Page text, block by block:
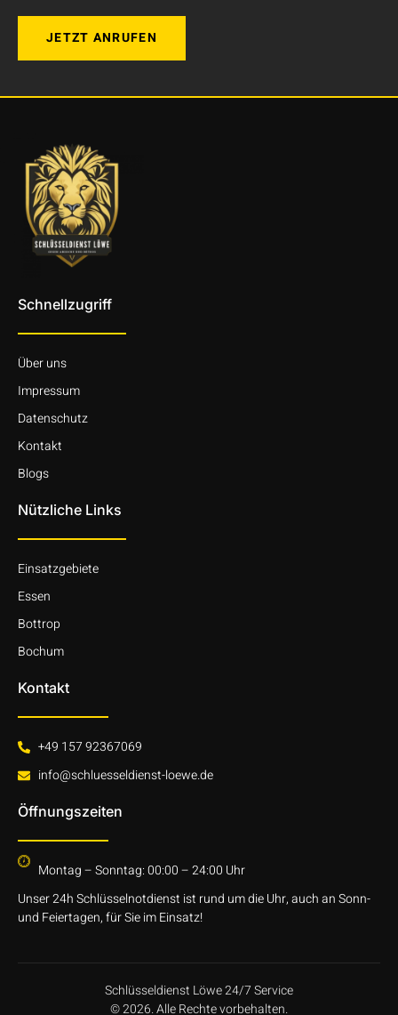
JETZT ANRUFEN
Schnellzugriff
Über uns
Impressum
Datenschutz
Kontakt
Blogs
Nützliche Links
Einsatzgebiete
Essen
Bottrop
Bochum
Kontakt
+49 157 92367069
info@schluesseldienst-loewe.de
Öffnungszeiten
Montag – Sonntag: 00:00 – 24:00 Uhr
Unser 24h Schlüsselnotdienst ist rund um die Uhr, auch an Sonn-
und Feiertagen, für Sie im Einsatz!
Schlüsseldienst Löwe 24/7 Service
© 2026. Alle Rechte vorbehalten.